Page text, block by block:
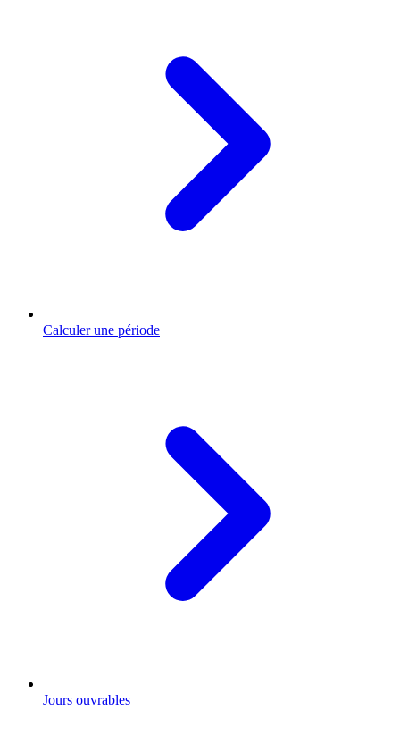
Calculer une période
Jours ouvrables